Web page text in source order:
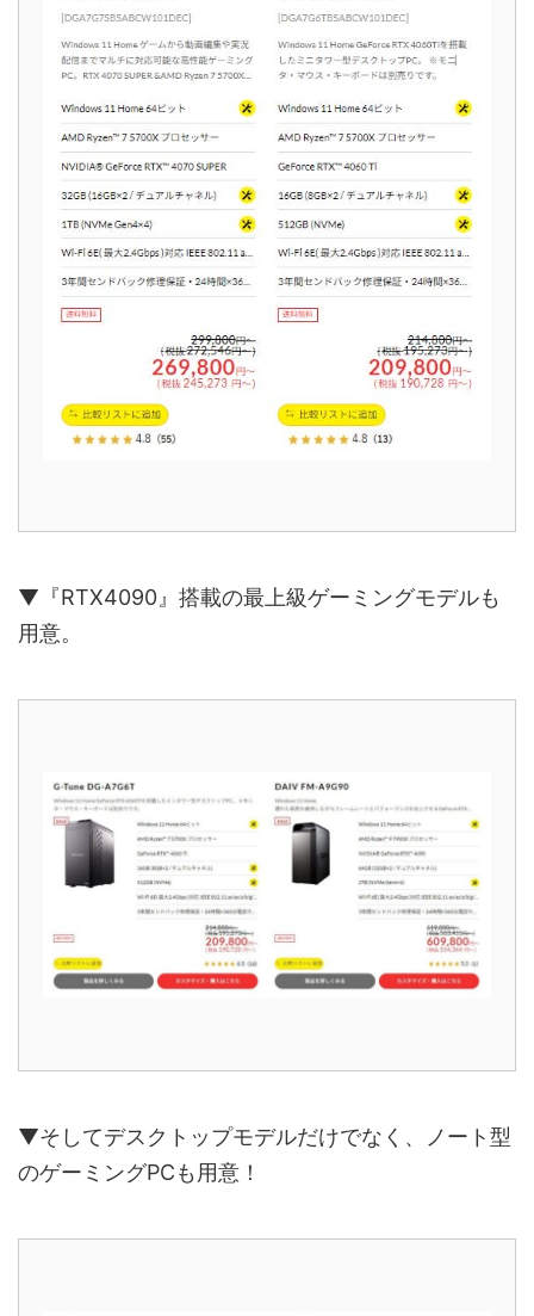
▼『RTX4090』搭載の最上級ゲーミングモデルも
用意。
▼そしてデスクトップモデルだけでなく、ノート型
のゲーミングPCも用意！